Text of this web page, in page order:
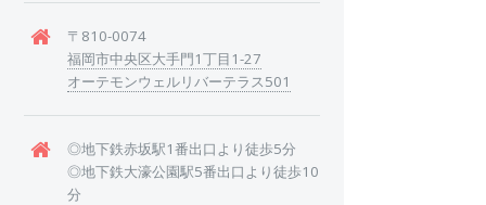
〒810-0074
福岡市中央区大手門1丁目1-27
オーテモンウェルリバーテラス501
◎地下鉄赤坂駅1番出口より徒歩5分
◎地下鉄大濠公園駅5番出口より徒歩10
分